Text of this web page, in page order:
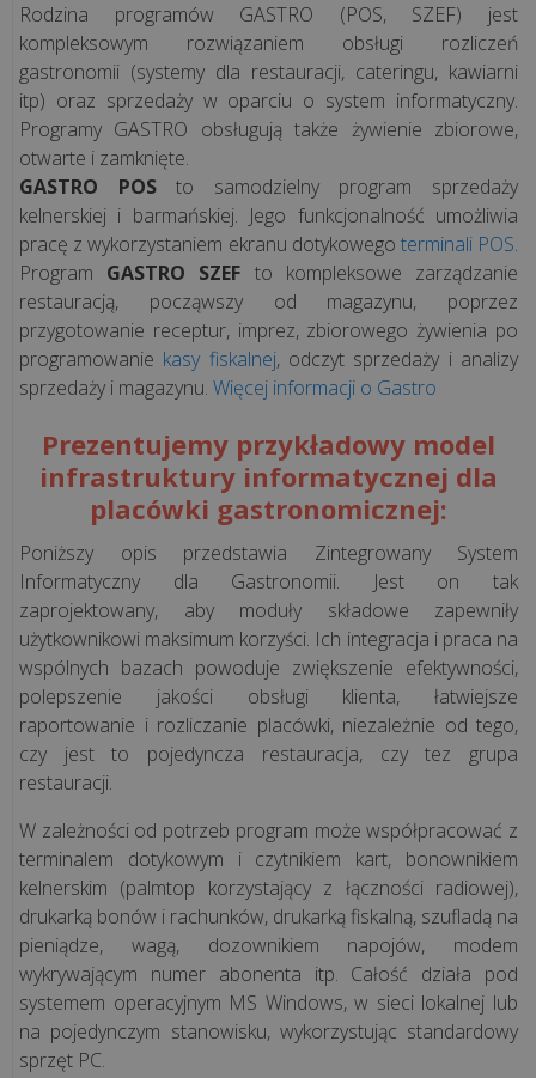
Rodzina programów GASTRO (POS, SZEF) jest
kompleksowym rozwiązaniem obsługi rozliczeń
gastronomii (systemy dla restauracji, cateringu, kawiarni
itp) oraz sprzedaży w oparciu o system informatyczny.
Programy GASTRO obsługują także żywienie zbiorowe,
otwarte i zamknięte.
GASTRO POSto samodzielny program sprzedaży
kelnerskiej i barmańskiej. Jego funkcjonalność umożliwia
pracę z wykorzystaniem ekranu dotykowego terminali POS.
Program GASTRO SZEF to kompleksowe zarządzanie
restauracją, począwszy od magazynu, poprzez
przygotowanie receptur, imprez, zbiorowego żywienia po
programowanie kasy fiskalnej, odczyt sprzedaży i analizy
sprzedaży i magazynu. Więcej informacji o Gastro
Prezentujemy przykładowy model
infrastruktury informatycznej dla
placówki gastronomicznej:
Poniższy opis przedstawia Zintegrowany System
Informatyczny dla Gastronomii. Jest on tak
zaprojektowany, aby moduły składowe zapewniły
użytkownikowi maksimum korzyści. Ich integracja i praca na
wspólnych bazach powoduje zwiększenie efektywności,
polepszenie jakości obsługi klienta, łatwiejsze
raportowanie i rozliczanie placówki, niezależnie od tego,
czy jest to pojedyncza restauracja, czy tez grupa
restauracji.
W zależności od potrzeb program może współpracować z
terminalem dotykowym i czytnikiem kart, bonownikiem
kelnerskim (palmtop korzystający z łączności radiowej),
drukarką bonów i rachunków, drukarką fiskalną, szufladą na
pieniądze, wagą, dozownikiem napojów, modem
wykrywającym numer abonenta itp. Całość działa pod
systemem operacyjnym MS Windows, w sieci lokalnej lub
na pojedynczym stanowisku, wykorzystując standardowy
sprzęt PC.